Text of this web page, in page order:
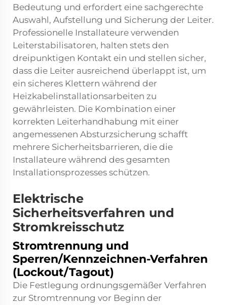
Bedeutung und erfordert eine sachgerechte
Auswahl, Aufstellung und Sicherung der Leiter.
Professionelle Installateure verwenden
Leiterstabilisatoren, halten stets den
dreipunktigen Kontakt ein und stellen sicher,
dass die Leiter ausreichend überlappt ist, um
ein sicheres Klettern während der
Heizkabelinstallationsarbeiten zu
gewährleisten. Die Kombination einer
korrekten Leiterhandhabung mit einer
angemessenen Absturzsicherung schafft
mehrere Sicherheitsbarrieren, die die
Installateure während des gesamten
Installationsprozesses schützen.
Elektrische
Sicherheitsverfahren und
Stromkreisschutz
Stromtrennung und
Sperren/Kennzeichnen-Verfahren
(Lockout/Tagout)
Die Festlegung ordnungsgemäßer Verfahren
zur Stromtrennung vor Beginn der